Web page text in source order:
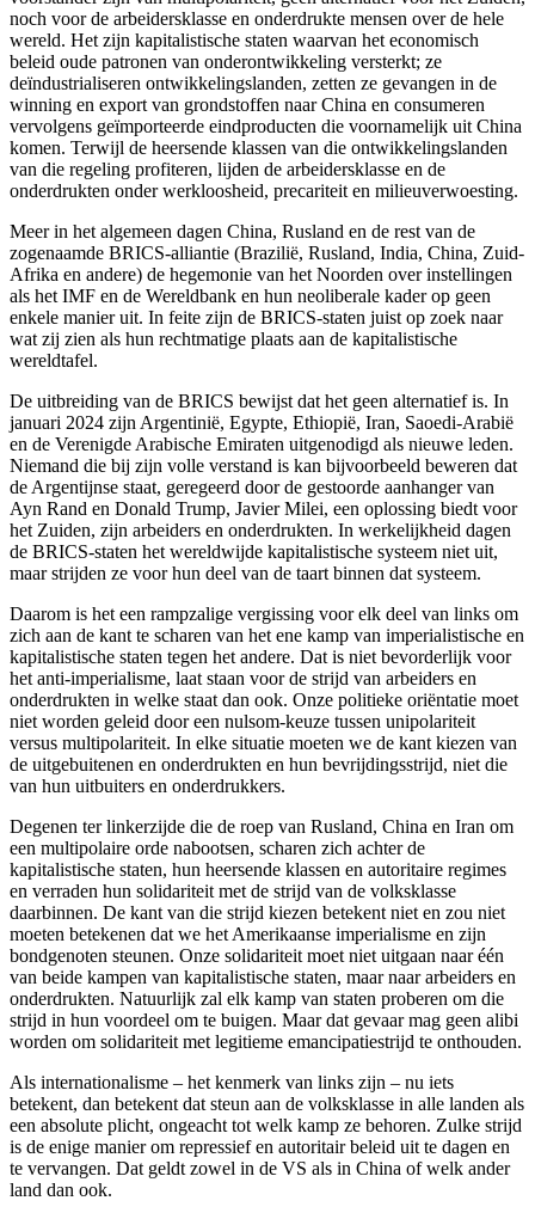
noch voor de arbeidersklasse en onderdrukte mensen over de hele
wereld. Het zijn kapitalistische staten waarvan het economisch
beleid oude patronen van onderontwikkeling versterkt; ze
deïndustrialiseren ontwikkelingslanden, zetten ze gevangen in de
winning en export van grondstoffen naar China en consumeren
vervolgens geïmporteerde eindproducten die voornamelijk uit China
komen. Terwijl de heersende klassen van die ontwikkelingslanden
van die regeling profiteren, lijden de arbeidersklasse en de
onderdrukten onder werkloosheid, precariteit en milieuverwoesting.
Meer in het algemeen dagen China, Rusland en de rest van de
zogenaamde BRICS-alliantie (Brazilië, Rusland, India, China, Zuid-
Afrika en andere) de hegemonie van het Noorden over instellingen
als het IMF en de Wereldbank en hun neoliberale kader op geen
enkele manier uit. In feite zijn de BRICS-staten juist op zoek naar
wat zij zien als hun rechtmatige plaats aan de kapitalistische
wereldtafel.
De uitbreiding van de BRICS bewijst dat het geen alternatief is. In
januari 2024 zijn Argentinië, Egypte, Ethiopië, Iran, Saoedi-Arabië
en de Verenigde Arabische Emiraten uitgenodigd als nieuwe leden.
Niemand die bij zijn volle verstand is kan bijvoorbeeld beweren dat
de Argentijnse staat, geregeerd door de gestoorde aanhanger van
Ayn Rand en Donald Trump, Javier Milei, een oplossing biedt voor
het Zuiden, zijn arbeiders en onderdrukten. In werkelijkheid dagen
de BRICS-staten het wereldwijde kapitalistische systeem niet uit,
maar strijden ze voor hun deel van de taart binnen dat systeem.
Daarom is het een rampzalige vergissing voor elk deel van links om
zich aan de kant te scharen van het ene kamp van imperialistische en
kapitalistische staten tegen het andere. Dat is niet bevorderlijk voor
het anti-imperialisme, laat staan voor de strijd van arbeiders en
onderdrukten in welke staat dan ook. Onze politieke oriëntatie moet
niet worden geleid door een nulsom-keuze tussen unipolariteit
versus multipolariteit. In elke situatie moeten we de kant kiezen van
de uitgebuitenen en onderdrukten en hun bevrijdingsstrijd, niet die
van hun uitbuiters en onderdrukkers.
Degenen ter linkerzijde die de roep van Rusland, China en Iran om
een multipolaire orde nabootsen, scharen zich achter de
kapitalistische staten, hun heersende klassen en autoritaire regimes
en verraden hun solidariteit met de strijd van de volksklasse
daarbinnen. De kant van die strijd kiezen betekent niet en zou niet
moeten betekenen dat we het Amerikaanse imperialisme en zijn
bondgenoten steunen. Onze solidariteit moet niet uitgaan naar één
van beide kampen van kapitalistische staten, maar naar arbeiders en
onderdrukten. Natuurlijk zal elk kamp van staten proberen om die
strijd in hun voordeel om te buigen. Maar dat gevaar mag geen alibi
worden om solidariteit met legitieme emancipatiestrijd te onthouden.
Als internationalisme – het kenmerk van links zijn – nu iets
betekent, dan betekent dat steun aan de volksklasse in alle landen als
een absolute plicht, ongeacht tot welk kamp ze behoren. Zulke strijd
is de enige manier om repressief en autoritair beleid uit te dagen en
te vervangen. Dat geldt zowel in de VS als in China of welk ander
land dan ook.